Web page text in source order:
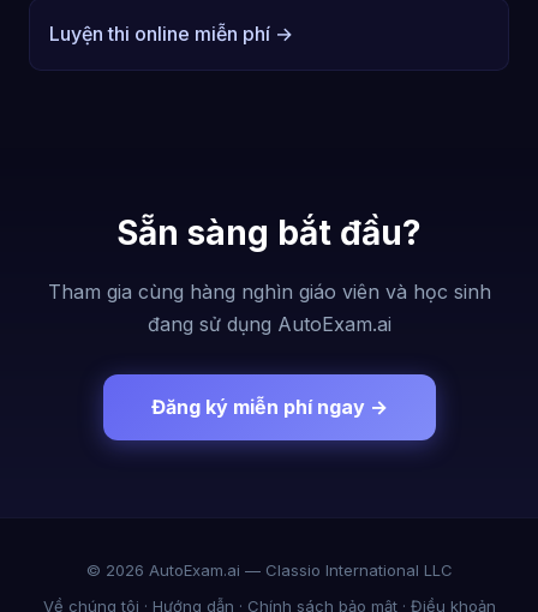
Luyện thi online miễn phí →
Sẵn sàng bắt đầu?
Tham gia cùng hàng nghìn giáo viên và học sinh
đang sử dụng AutoExam.ai
Đăng ký miễn phí ngay →
© 2026 AutoExam.ai — Classio International LLC
Về chúng tôi · Hướng dẫn · Chính sách bảo mật· Điều khoản